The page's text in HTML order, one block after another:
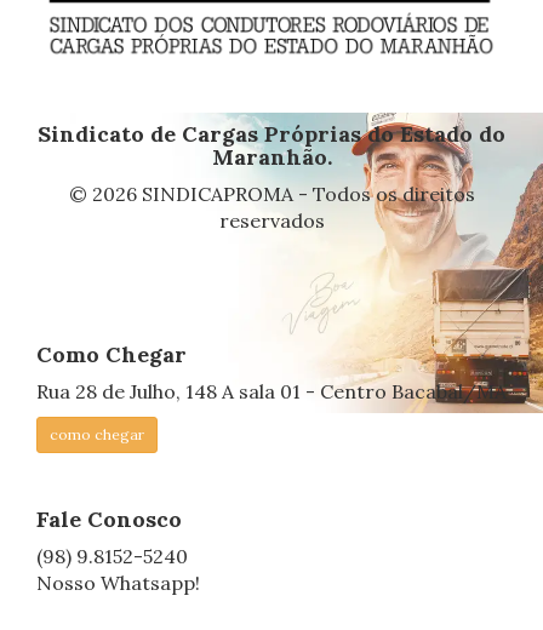
Sindicato de Cargas Próprias do Estado do
Maranhão.
© 2026 SINDICAPROMA - Todos os direitos
reservados
Como Chegar
Rua 28 de Julho, 148 A sala 01 - Centro Bacabal/MA
como chegar
Fale Conosco
(98) 9.8152-5240
Nosso Whatsapp!